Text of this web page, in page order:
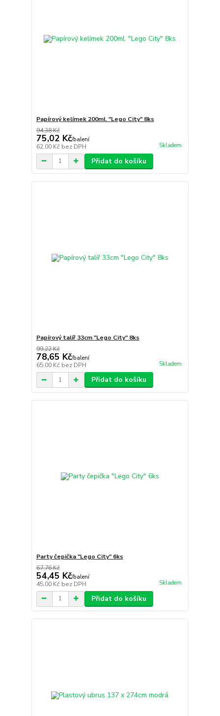
Papírový kelímek 200ml. "Lego City" 8ks
94,38 Kč
75,02 Kč/balení
62,00 Kč bez DPH Skladem
Přidat do košíku
Papírový talíř 33cm "Lego City" 8ks
99,22 Kč
78,65 Kč/balení
65,00 Kč bez DPH Skladem
Přidat do košíku
Party čepička "Lego City" 6ks
67,76 Kč
54,45 Kč/balení
45,00 Kč bez DPH Skladem
Přidat do košíku